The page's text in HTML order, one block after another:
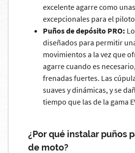
excelente agarre como
excepcionales para el
Puños de depósito PRO:
diseñados para permitir
movimientos a la vez que
agarre cuando es
frenadas fuertes. Las
suaves y dinámicas, y se
tiempo que las de la gama
¿Por qué instalar puños
de moto?